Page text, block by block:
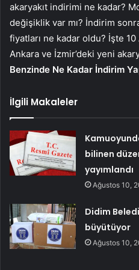
akaryakıt indirimi ne kadar?
değişiklik var mı? İndirim
fiyatları ne kadar oldu? İşte
Ankara ve İzmir’deki yeni
Benzinde Ne Kadar İndirim
İlgili Makaleler
bilinen
yayımlandı
Ağustos 10,
Didim
büyütüyor
Ağustos 10,